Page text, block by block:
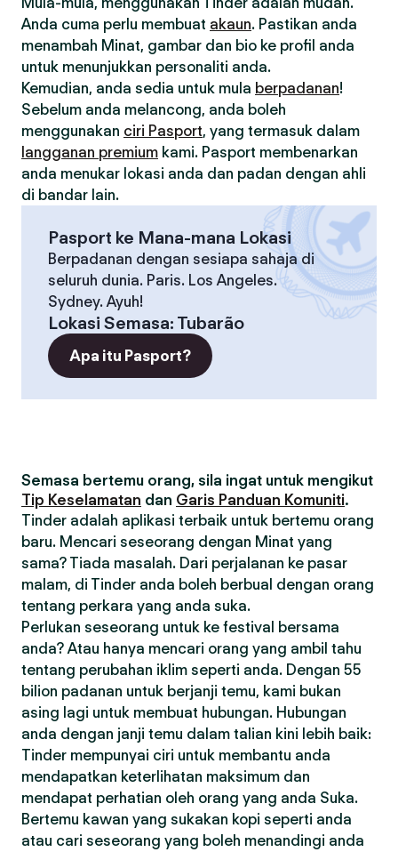
Anda cuma perlu membuat akaun. Pastikan anda
menambah Minat, gambar dan bio ke profil anda
untuk menunjukkan personaliti anda.
Kemudian, anda sedia untuk mula berpadanan!
Sebelum anda melancong, anda boleh
menggunakan ciri Pasport, yang termasuk dalam
langganan premium kami. Pasport membenarkan
anda menukar lokasi anda dan padan dengan ahli
di bandar lain.
Pasport ke Mana-mana Lokasi
Berpadanan dengan sesiapa sahaja di
seluruh dunia. Paris. Los Angeles.
Sydney. Ayuh!
Lokasi Semasa: Tubarão
Apa itu Pasport?
Semasa bertemu orang, sila ingat untuk mengikut
Tip Keselamatan dan Garis Panduan Komuniti.
Tinder adalah aplikasi terbaik untuk bertemu orang
baru. Mencari seseorang dengan Minat yang
sama? Tiada masalah. Dari perjalanan ke pasar
malam, di Tinder anda boleh berbual dengan orang
tentang perkara yang anda suka.
Perlukan seseorang untuk ke festival bersama
anda? Atau hanya mencari orang yang ambil tahu
tentang perubahan iklim seperti anda. Dengan 55
bilion padanan untuk berjanji temu, kami bukan
asing lagi untuk membuat hubungan. Hubungan
anda dengan janji temu dalam talian kini lebih baik:
Tinder mempunyai ciri untuk membantu anda
mendapatkan keterlihatan maksimum dan
mendapat perhatian oleh orang yang anda Suka.
Bertemu kawan yang sukakan kopi seperti anda
atau cari seseorang yang boleh menandingi anda